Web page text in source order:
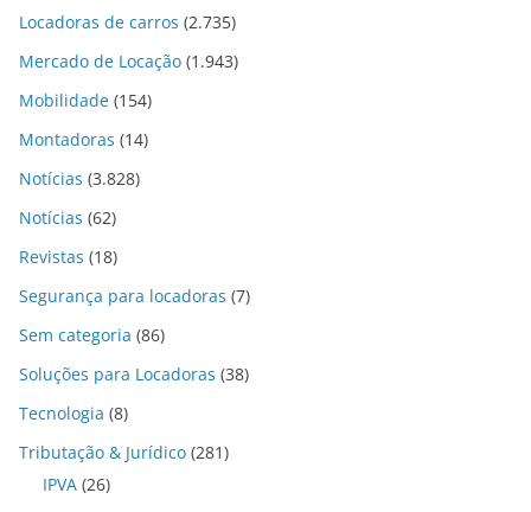
Locadoras de carros (2.735)
Mercado de Locação (1.943)
Mobilidade (154)
Montadoras (14)
Notícias (3.828)
Notícias (62)
Revistas (18)
Segurança para locadoras (7)
Sem categoria (86)
Soluções para Locadoras (38)
Tecnologia (8)
Tributação & Jurídico (281)
IPVA (26)